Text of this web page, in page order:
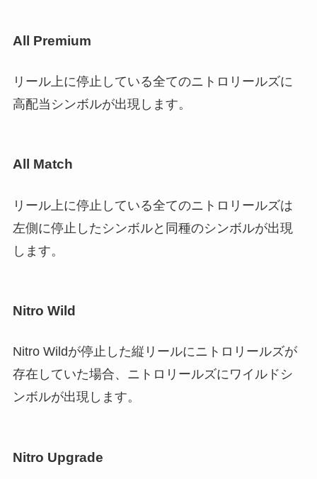
All Premium
リール上に停止している全てのニトロリールズに
高配当シンボルが出現します。
All Match
リール上に停止している全てのニトロリールズは
左側に停止したシンボルと同種のシンボルが出現
します。
Nitro Wild
Nitro Wildが停止した縦リールにニトロリールズが
存在していた場合、ニトロリールズにワイルドシ
ンボルが出現します。
Nitro Upgrade